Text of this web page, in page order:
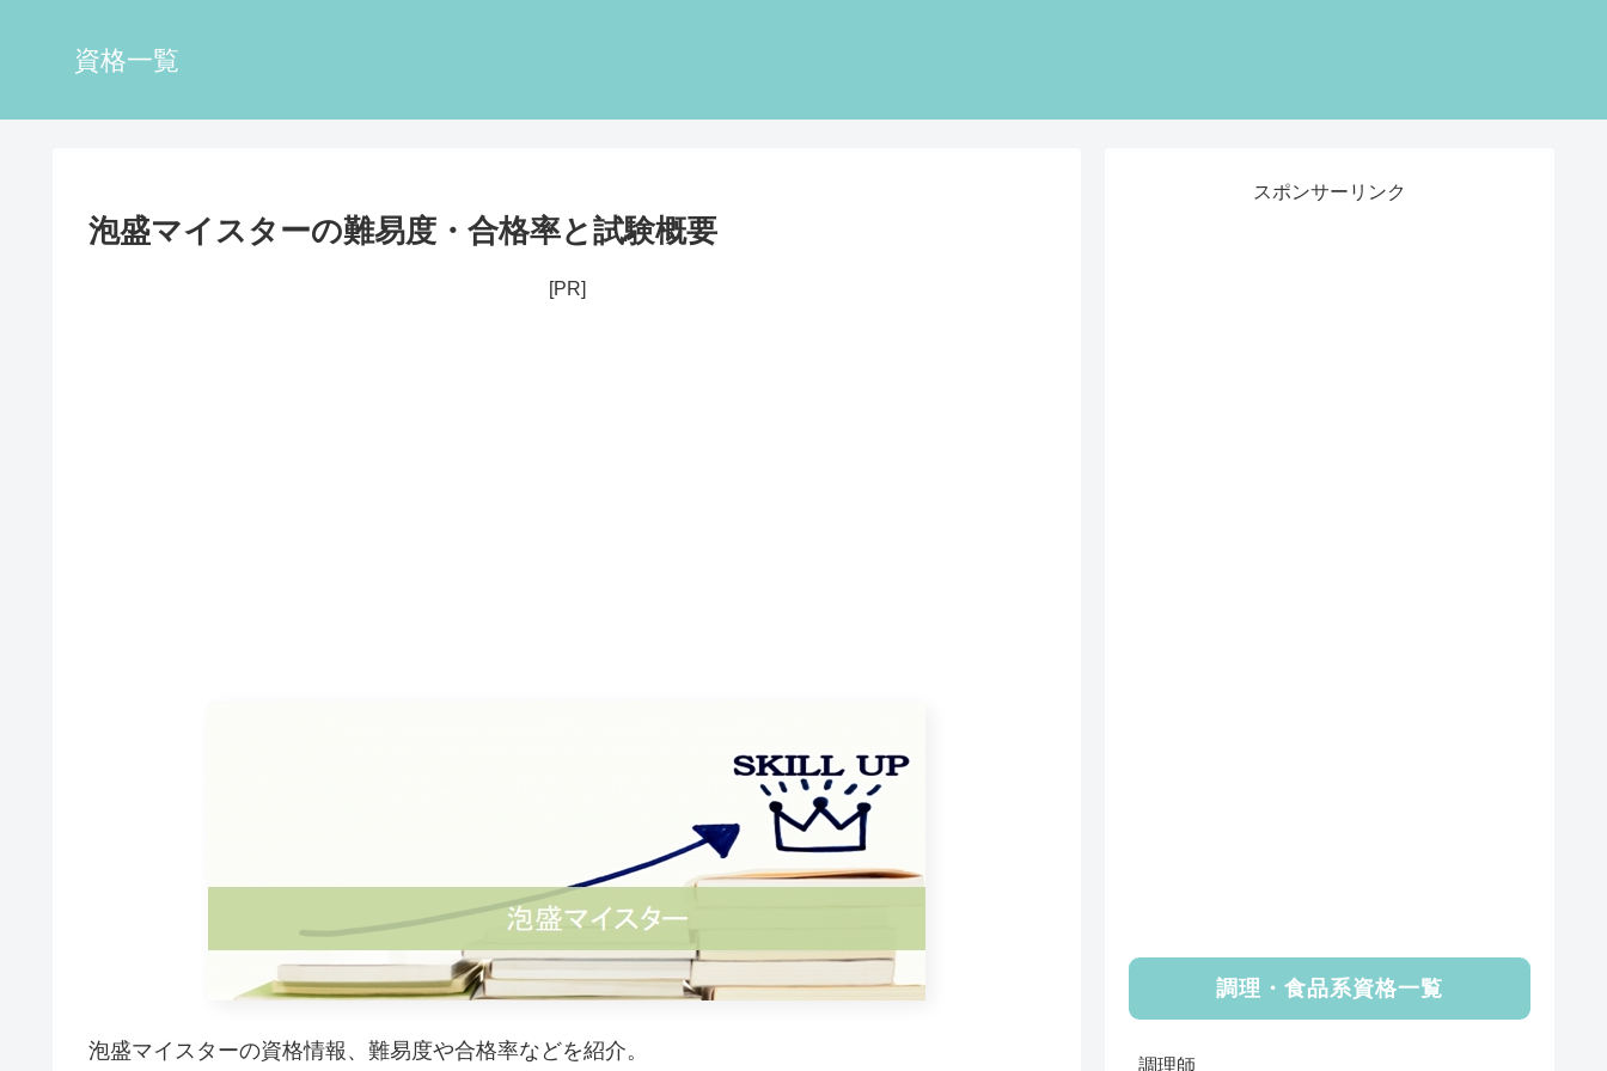
資格一覧
泡盛マイスターの難易度・合格率と試験概要
[PR]
泡盛マイスターの資格情報、難易度や合格率などを紹介。
スポンサーリンク
調理・食品系資格一覧
調理師